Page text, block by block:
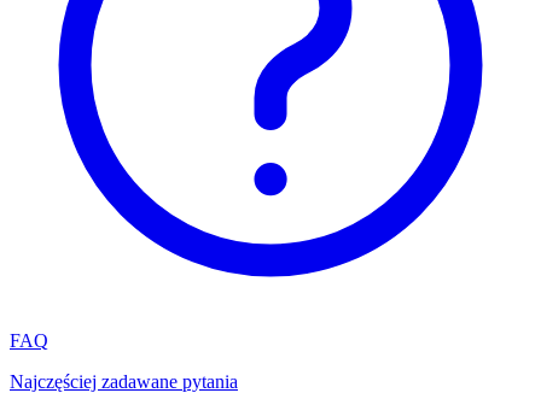
FAQ
Najczęściej zadawane pytania